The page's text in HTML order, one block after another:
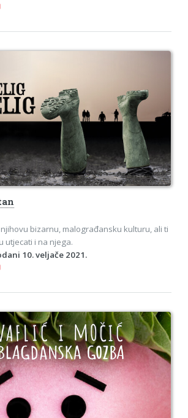
bizarnu, malograđansku kulturu, ali ti
utjecati i na njega.
10. veljače 2021.